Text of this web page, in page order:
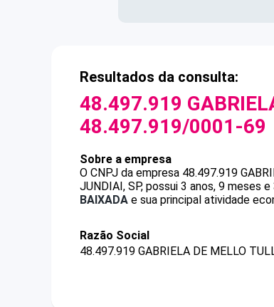
Resultados da consulta:
48.497.919
48.497.919/0001-69
Sobre a empresa
O CNPJ da empresa 48.497.919
JUNDIAI, SP, possui 3 anos, 9 meses
BAIXADA e sua principal atividade
Razão Social
48.497.919 GABRIELA DE MELLO